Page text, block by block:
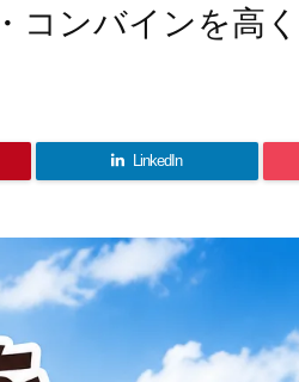
コンバインを高
LinkedIn